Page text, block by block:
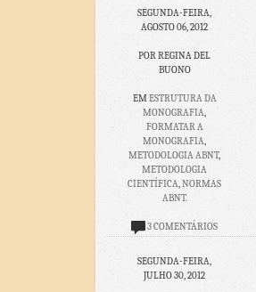
COMENTÁRIO
SEGUNDA-FEIRA,
AGOSTO 06, 2012
POR REGINA DEL
BUONO
EMESTRUTURA DA
MONOGRAFIA,
FORMATAR A
MONOGRAFIA,
METODOLOGIA ABNT,
METODOLOGIA
CIENTÍFICA,NORMAS
ABNT.
3 COMENTÁRIOS
SEGUNDA-FEIRA,
JULHO 30, 2012